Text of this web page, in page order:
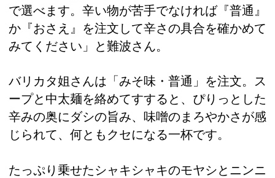
で選べます。辛い物が苦手でなければ『普通』
か『おさえ』を注文して辛さの具合を確かめて
みてください」と難波さん。
バリカタ姐さんは「みそ味・普通」を注文。ス
ープと中太麺を絡めてすすると、ぴりっとした
辛みの奥にダシの旨み、味噌のまろやかさが感
じられて、何ともクセになる一杯です。
たっぷり乗せたシャキシャキのモヤシとニンニ